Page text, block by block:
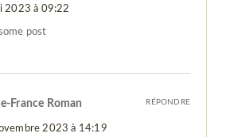
2023 à 09:22
post
France Roman
2023 à 14:19
RÉPONDRE